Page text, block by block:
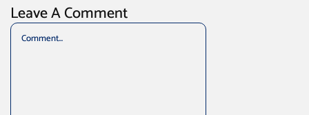
Leave A Comment
Comment